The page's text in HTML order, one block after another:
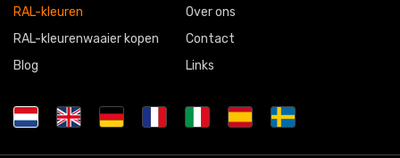
RAL-kleuren
RAL-kleurenwaaier kopen
Blog
Over ons
Contact
Links